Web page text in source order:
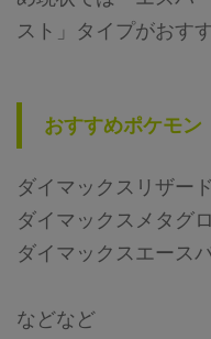
スト」タイプがおす
おすすめポケモン
ダイマックスリザー
ダイマックスメタグ
ダイマックスエース
などなど